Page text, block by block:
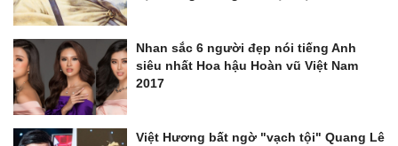
Nhan sắc 6 người đẹp nói tiếng Anh
siêu nhất Hoa hậu Hoàn vũ Việt Nam
2017
Việt Hương bất ngờ "vạch tội" Quang Lê